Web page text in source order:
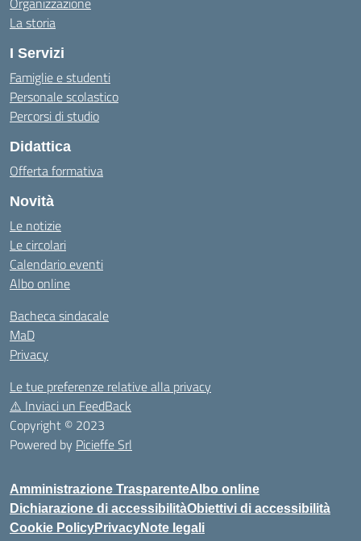
La storia
I Servizi
Famiglie e studenti
Personale scolastico
Percorsi di studio
Didattica
Offerta formativa
Novità
Le notizie
Le circolari
Calendario eventi
Albo online
Bacheca sindacale
MaD
Privacy
Le tue preferenze relative alla privacy
⚠️ Inviaci un FeedBack
Copyright © 2023
Powered by Picieffe Srl
Amministrazione TrasparenteAlbo online
Dichiarazione di accessibilitàObiettivi di accessibilità
Cookie PolicyPrivacyNote legali